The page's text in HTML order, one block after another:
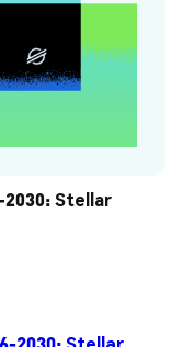
2030: Stellar